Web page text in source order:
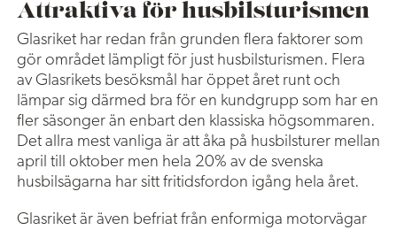
Attraktiva för husbilsturismen
Glasriket har redan från grunden flera faktorer som
gör området lämpligt för just husbilsturismen. Flera
av Glasrikets besöksmål har öppet året runt och
lämpar sig därmed bra för en kundgrupp som har en
fler säsonger än enbart den klassiska högsommaren.
Det allra mest vanliga är att åka på husbilsturer mellan
april till oktober men hela 20% av de svenska
husbilsägarna har sitt fritidsfordon igång hela året.
Glasriket är även befriat från enformiga motorvägar